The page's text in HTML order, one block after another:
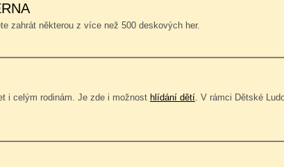
zahrát některou z více než 500 deskových her.
i celým rodinám. Je zde i možnost hlídání dětí. V rámci Dětské